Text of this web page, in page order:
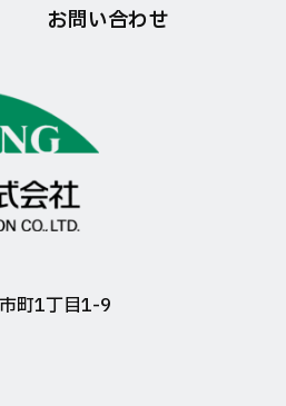
お問い合わせ
町1丁目1-9